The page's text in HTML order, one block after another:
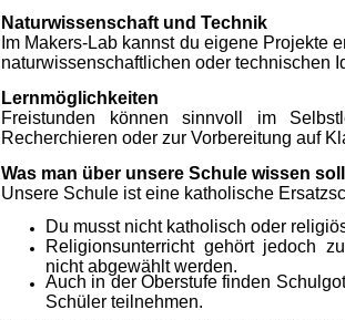
Naturwissenschaft und Technik
Im Makers-Lab kannst du eigene Projekte
naturwissenschaftlichen oder technischen
Lernmöglichkeiten
Freistunden können sinnvoll im
Recherchieren oder zur Vorbereitung auf
Was man über unsere Schule wissen
Unsere Schule ist eine katholische
Du musst nicht katholisch oder
Religionsunterricht gehört jedoch
nicht abgewählt werden.
Auch in der Oberstufe finden
Schüler teilnehmen.